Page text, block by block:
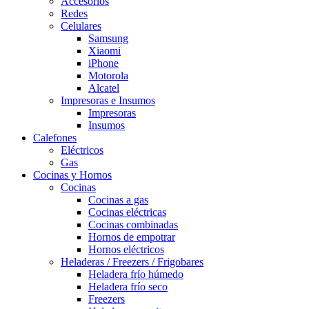
Redes
Celulares
Samsung
Xiaomi
iPhone
Motorola
Alcatel
Impresoras e Insumos
Impresoras
Insumos
Calefones
Eléctricos
Gas
Cocinas y Hornos
Cocinas
Cocinas a gas
Cocinas eléctricas
Cocinas combinadas
Hornos de empotrar
Hornos eléctricos
Heladeras / Freezers / Frigobares
Heladera frío húmedo
Heladera frío seco
Freezers